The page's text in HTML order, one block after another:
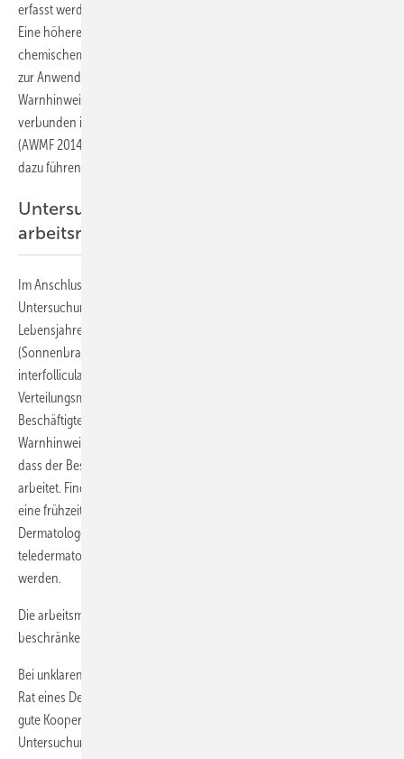
erfasst werden kann, wesentlich weniger gut gefiltert werden kann.
Eine höhere kumulative UV-Exposition bei Anwendung von
chemischem Lichtschutz ist stets zu befürchten, wenn die Empfehlung
zur Anwendung von Sonnenschutz nicht mit entsprechenden
Warnhinweisen (keine Erhöhung der kumulativen Sonnenexposition)
verbunden ist. Nach der S3-Leitlinie „Prävention von Hautkrebs“
(AWMF 2014) darf die Anwendung von Sonnenschutzmitteln nicht
dazu führen, dass der Aufenthalt in der Sonne verlängert wird.
Untersuchung im Rahmen der
arbeitsmedizinischen Vorsorge
Im Anschluss von Anamnese und Beratung sollte ein
Untersuchungsangebot erfolgen. Bei Beschäftigten in jüngeren
Lebensjahren hat diese Untersuchung insbesondere zum Ziel, akute
(Sonnenbrand) und subakute Lichtschäden (Bräunung, Erythrosis
interfollicularis colli, Pigmentflecken) zu erfassen. Anhand des
Verteilungsmusters ist leicht erkennbar, mit welcher Kleidung der
Beschäftigte im Freien tätig ist. Dies sollte entsprechend ärztliche
Warnhinweise zur Folge haben, wenn beispielsweise ersichtlich ist,
dass der Beschäftigte im ärmellosen T-Shirt oder mit freiem Körper
arbeitet. Finden sich auffällige Hautläsionen (z.B. Muttermale), so sollte
eine frühzeitige Fotodokumentation und/oder die Überweisung zum
Dermatologen erfolgen. Die Möglichkeiten eines
teledermatologischen Konsils sollten dabei in Erwägung gezogen
werden.
Die arbeitsmedizinische Vorsorge sollte sich auf Hautareale
beschränken, die beruflich lichtexponiert sind.
Bei unklaren Hautbefunden sollte unter Beachtung der ArbMedVV der
Rat eines Dermatologen eingeholt werden. Hier empfiehlt sich eine
gute Kooperation mit einem Berufsdermatologen, um zeitnah einen
Untersuchungstermin in einer Hautarztpraxis realisieren zu können. In